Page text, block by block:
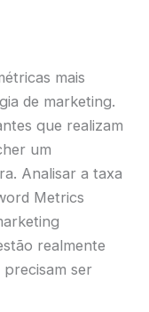
mais
de marketing.
que realizam
um
Analisar a taxa
Metrics
realmente
precisam ser